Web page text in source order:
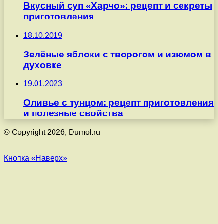
Вкусный суп «Харчо»: рецепт и секреты
приготовления
18.10.2019
Зелёные яблоки с творогом и изюмом в
духовке
19.01.2023
Оливье с тунцом: рецепт приготовления
и полезные свойства
© Copyright 2026, Dumol.ru
Кнопка «Наверх»